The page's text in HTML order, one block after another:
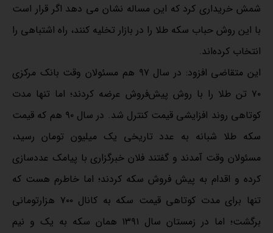
شمش خریداری کرد که این مساله نشان می دهد اگر قرار است
با این روش حباب سکه طلا را در بازار تخلیه کنند، راه اشتباهی را
انتخاب کرده‌اند.
این متقاضی افزود: در سال ۹۷ هم مسئولان وقت بانک مرکزی
۷۰ تن طلا را با روش پیش‌فروش عرضه کردند؛ اما تنها مدت
کوتاهی روند افزایشی قیمت کنترل شد. در سال ۹۰ هم که قیمت
سکه طلا شبانه به عدد تاریخی یک میلیون تومان رسید،
مسئولان وقت آمدند و گفتند فلان خبرگزاری با پیامک عددسازی
کرده و اقدام به پیش فروش سکه کردند؛ اما خاطرم هست که
تنها برای مدت کوتاهی قیمت سکه به کانال ۷۰۰ هزارتومانی
برگشت؛ اما در زمستان سال ۱۳۹۱ همان سکه به یک و نیم